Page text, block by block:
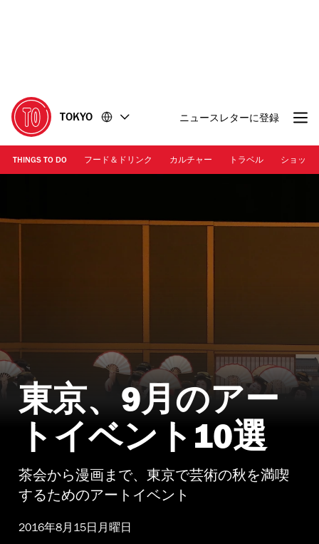
に
移
動
移
動
TOKYO ニュースレターに登録
THINGS TO DO フード＆ドリンク カルチャー トラベル ショッピ
東京、9月のアー
トイベント10選
茶会から漫画まで、東京で芸術の秋を満喫
するためのアートイベント
2016年8月15日月曜日